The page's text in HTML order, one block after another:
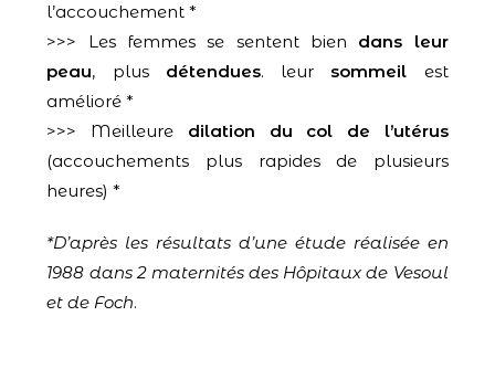
l’accouchement *
>>> Les femmes se sentent bien dans leur
peau, plus détendues. leur sommeil est
amélioré *
>>> Meilleure dilation du col de l’utérus
(accouchements plus rapides de plusieurs
heures) *
*D’après les résultats d’une étude réalisée en
1988 dans 2 maternités des Hôpitaux de Vesoul
et de Foch.